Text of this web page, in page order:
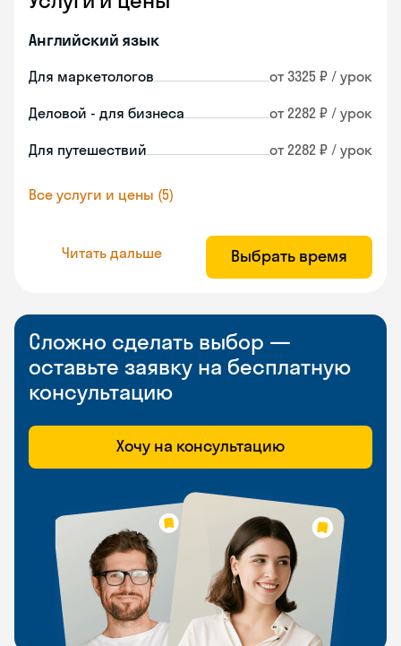
Английский язык
Для маркетологов от 3325 ₽ / урок
Деловой - для бизнеса от 2282 ₽ / урок
Для путешествий от 2282 ₽ / урок
Все услуги и цены (5)
Читать дальше Выбрать время
Сложно сделать выбор —
оставьте заявку на бесплатную
консультацию
Хочу на консультацию